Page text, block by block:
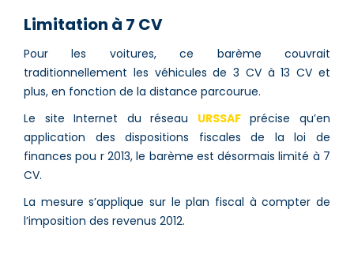
Limitation à 7 CV
Pour les voitures, ce barème couvrait
traditionnellement les véhicules de 3 CV à 13 CV et
plus, en fonction de la distance parcourue.
Le site Internet du réseau URSSAFprécise qu’en
application des dispositions fiscales de la loi de
finances pou r 2013, le barème est désormais limité à 7
CV.
La mesure s’applique sur le plan fiscal à compter de
l’imposition des revenus 2012.